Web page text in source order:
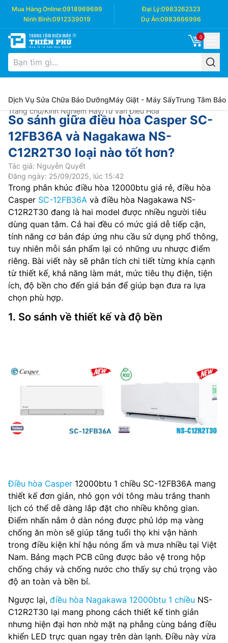
Mua Hàng Online:0918969699 Đại Lý:0983262323
Ninh Bình:0912339019 Dự Án:0983666996
0
Dịch Vụ Sửa Chữa Bảo DưỡngMáy Giặt - Máy SấyTrung Tâm Bảo
Trang chủ/Kinh Nghiệm Hay/Tư vấn Điều Hòa
So sánh giữa điều hòa Casper SC-
12FB36A và Nagakawa NS-
C12R2T30 loại nào tốt hơn?
Tác giả: Nguyễn Quyết
Đăng ngày: 25/09/2025, lúc 15:42
Trong phân khúc điều hòa 12000btu giá rẻ, điều hòa
Casper SC-12FB36A và điều hòa Nagakawa NS-
C12R2T30 đang là hai model được nhiều người tiêu
dùng quan tâm. Cả hai đều có mức giá dễ tiếp cận,
tính năng cơ bản đáp ứng nhu cầu sử dụng phổ thông,
tuy nhiên mỗi sản phẩm lại có những ưu nhược điểm
riêng. Bài viết này sẽ phân tích chi tiết từng khía cạnh
từ thiết kế, khả năng làm mát, mức tiêu thụ điện, tiện
ích, độ bền cho đến giá bán để giúp bạn đưa ra lựa
chọn phù hợp.
1. So sánh về thiết kế và độ bền
Điều hòa Casper 12000btu 1 chiều SC-12FB36A mang
thiết kế đơn giản, nhỏ gọn với tông màu trắng thanh
lịch có thể dễ dàng lắp đặt cho nhiều không gian.
Điểm nhấn nằm ở dàn nóng được phủ lớp mạ vàng
chống ăn mòn sẽ giúp tăng tuổi thọ khi vận hành
trong điều kiện khí hậu nóng ẩm và mưa nhiều tại Việt
Nam. Bảng mạch PCB cũng được bảo vệ trong hộp
chống cháy và chống nước cho thấy sự chú trọng vào
độ an toàn và bền bỉ.
Ngược lại, điều hòa Nagakawa 12000btu 1 chiều NS-
C12R2T30 lại mang phong cách thiết kế tinh giản
nhưng hiện đại hơn nhờ mặt nạ phẳng cùng bảng điều
khiển LED trực quan ngay trên dàn lạnh. Điều này vừa